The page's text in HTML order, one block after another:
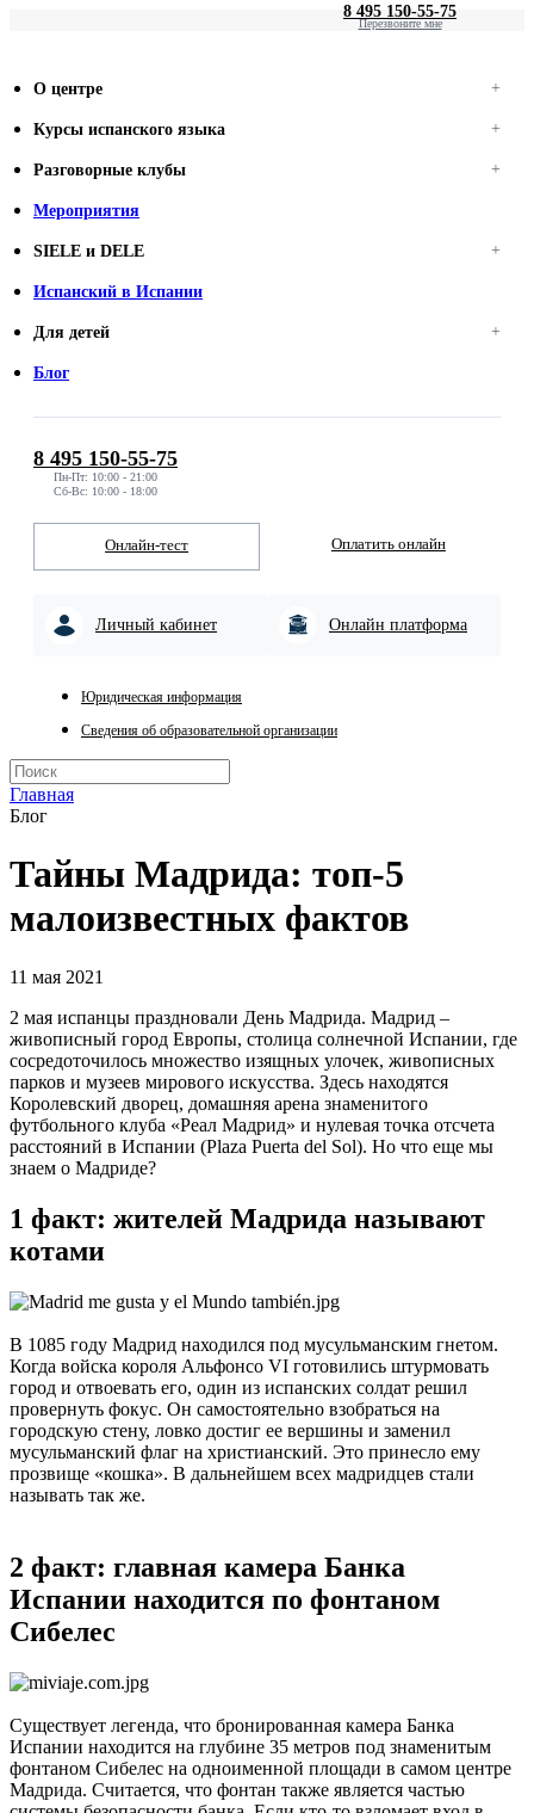
8 495 150-55-75
Перезвоните мне
О центре
Курсы испанского языка
Разговорные клубы
Мероприятия
SIELE и DELE
Испанский в Испании
Для детей
Блог
8 495 150-55-75
Пн-Пт: 10:00 - 21:00
Сб-Вс: 10:00 - 18:00
Онлайн-тест Оплатить онлайн
Личный кабинет Онлайн платформа
Юридическая информация
Сведения об образовательной организации
Главная
Блог
Тайны Мадрида: топ-5
малоизвестных фактов
11 мая 2021
2 мая испанцы праздновали День Мадрида. Мадрид –
живописный город Европы, столица солнечной Испании, где
сосредоточилось множество изящных улочек, живописных
парков и музеев мирового искусства. Здесь находятся
Королевский дворец, домашняя арена знаменитого
футбольного клуба «Реал Мадрид» и нулевая точка отсчета
расстояний в Испании (Plaza Puerta del Sol). Но что еще мы
знаем о Мадриде?
1 факт: жителей Мадрида называют
котами
В 1085 году Мадрид находился под мусульманским гнетом.
Когда войска короля Альфонсо VI готовились штурмовать
город и отвоевать его, один из испанских солдат решил
провернуть фокус. Он самостоятельно взобраться на
городскую стену, ловко достиг ее вершины и заменил
мусульманский флаг на христианский. Это принесло ему
прозвище «кошка». В дальнейшем всех мадридцев стали
называть так же.
2 факт: главная камера Банка
Испании находится по фонтаном
Сибелес
Существует легенда, что бронированная камера Банка
Испании находится на глубине 35 метров под знаменитым
фонтаном Сибелес на одноименной площади в самом центре
Мадрида. Считается, что фонтан также является частью